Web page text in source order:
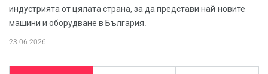
индустрията от цялата страна, за да представи най-новите
машини и оборудване в България.
23.06.2026